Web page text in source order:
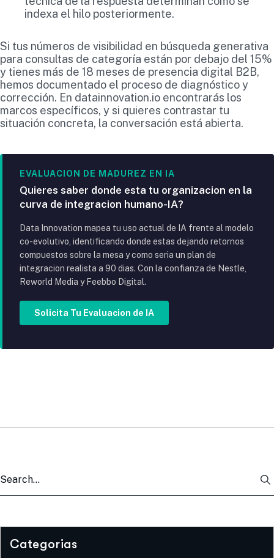
indexa el hilo posteriormente.
Si tus números de visibilidad en búsqueda generativa
para consultas de categoría están por debajo del 15%
y tienes más de 18 meses de presencia digital B2B,
hemos documentado el proceso de diagnóstico y
corrección. En datainnovation.io encontrarás los
marcos específicos, y si quieres contrastar tu
situación concreta, la conversación está abierta.
EVALUACION DE MADUREZ EN IA
Quieres saber donde esta tu organizacion en la
curva de integracion humano-IA?
Data Innovation mapea tu uso actual de IA frente al modelo
co-evolutivo, identificando donde estas dejando retornos
compuestos sobre la mesa y como seria un plan de
integracion realista a 90 dias. Con la confianza de Nestle,
Reworld Media y Feebbo Digital.
Solicita Tu Evaluacion de IA
Categorias